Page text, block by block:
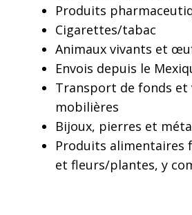
Produits
Cigarettes/tabac
Animaux vivants et
Envois depuis le
Transport de fonds et
mobilières
Bijoux, pierres et
Produits alimentaires
et fleurs/plantes, y